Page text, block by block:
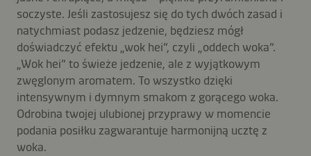
soczyste. Jeśli zastosujesz się do tych dwóch zasad i
natychmiast podasz jedzenie, będziesz mógł
doświadczyć efektu „wok hei”, czyli „oddech woka”.
„Wok hei” to świeże jedzenie, ale z wyjątkowym
zwęglonym aromatem. To wszystko dzięki
intensywnym i dymnym smakom z gorącego woka.
Odrobina twojej ulubionej przyprawy w momencie
podania posiłku zagwarantuje harmonijną ucztę z
woka.